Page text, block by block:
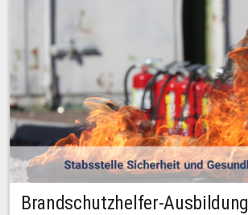
Brandschutzhelfer-Ausbildung